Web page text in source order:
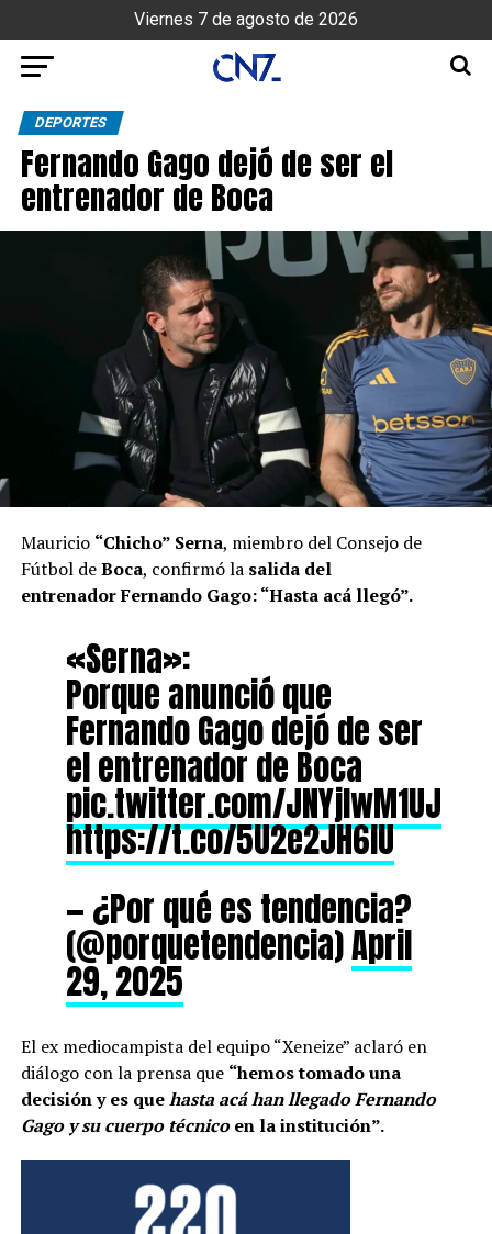
Viernes 7 de agosto de 2026
DEPORTES
Fernando Gago dejó de ser el
entrenador de Boca
Mauricio “Chicho” Serna, miembro del Consejo de
Fútbol deBoca, confirmó la salida del
entrenadorFernando Gago: “Hasta acá llegó”.
«Serna»:
Porque anunció que
Fernando Gago dejó de ser
el entrenador de Boca
pic.twitter.com/JNYjIwM1UJ
https://t.co/5U2e2JH6IU
— ¿Por qué es tendencia?
(@porquetendencia)April
29, 2025
El ex mediocampista del equipo “Xeneize” aclaró en
diálogo con la prensa que “hemos tomado una
decisión y es quehasta acá han llegado Fernando
Gago y su cuerpo técnicoen la institución”.